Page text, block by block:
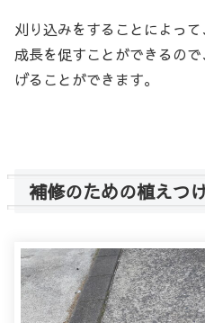
刈り込みをすることによっ
成長を促すことができるの
げることができます。
補修のための植えつ